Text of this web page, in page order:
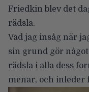
Friedkin blev det
rädsla.
Vad jag insåg när
sin grund gör
rädsla i alla dess
menar, och inleder